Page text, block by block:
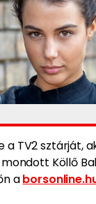
a TV2 sztárját,
Köllő
a